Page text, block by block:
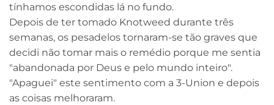
tínhamos escondidas lá no fundo.
Depois de ter tomado Knotweed durante três
semanas, os pesadelos tornaram-se tão graves que
decidi não tomar mais o remédio porque me sentia
"abandonada por Deus e pelo mundo inteiro".
"Apaguei" este sentimento com a 3-Union e depois
as coisas melhoraram.